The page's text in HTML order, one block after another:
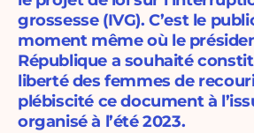
grossesse (IVG). C’est le
moment même où le
République a souhaité
liberté des femmes de
plébiscité ce document à
organisé à l’été 2023.